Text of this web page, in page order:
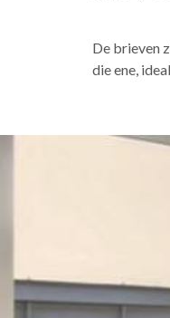
De brieven
die ene,